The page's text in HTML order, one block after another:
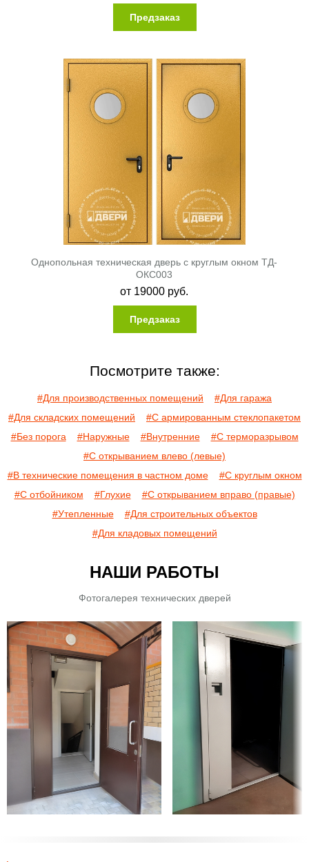
Предзаказ
Однопольная техническая дверь с круглым окном ТД-
ОКС003
от 19000 руб.
Предзаказ
Посмотрите также:
#Для производственных помещений
#Для гаража
#Для складских помещений
#С армированным стеклопакетом
#Без порога
#Наружные #Внутренние
#С терморазрывом
#С открыванием влево (левые)
#В технические помещения в частном доме
#С круглым окном
#С отбойником
#Глухие
#С открыванием вправо (правые)
#Утепленные
#Для строительных объектов
#Для кладовых помещений
НАШИ РАБОТЫ
Фотогалерея технических дверей